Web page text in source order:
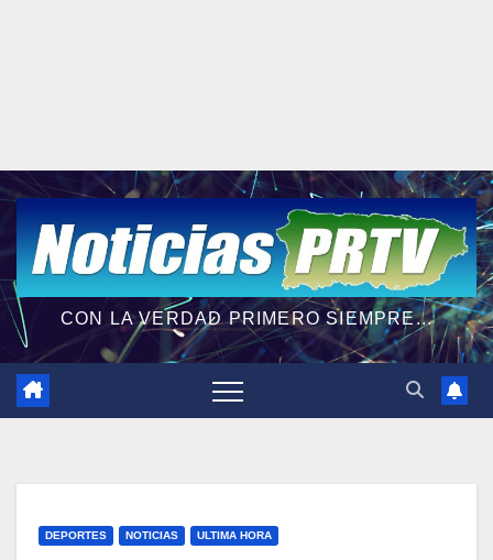
CON LA VERDAD PRIMERO SIEMPRE...
DEPORTES NOTICIAS ULTIMA HORA